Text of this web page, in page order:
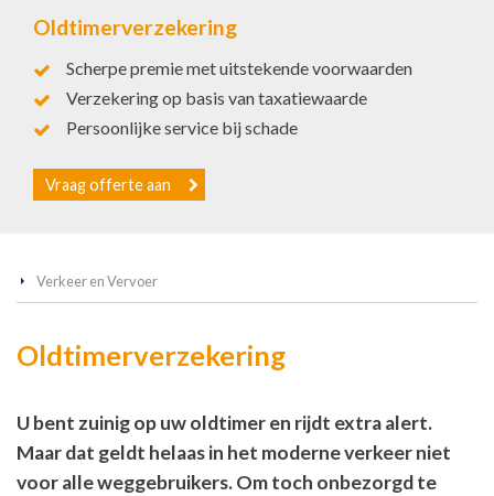
Oldtimerverzekering
Scherpe premie met uitstekende voorwaarden
Verzekering op basis van taxatiewaarde
Persoonlijke service bij schade
Vraag offerte aan
Verkeer en Vervoer
Oldtimerverzekering
U bent zuinig op uw oldtimer en rijdt extra alert.
Maar dat geldt helaas in het moderne verkeer niet
voor alle weggebruikers. Om toch onbezorgd te